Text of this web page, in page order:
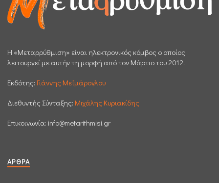
H «Μεταρρύθμιση» είναι ηλεκτρονικός κόμβος ο οποίος
λειτουργεί με αυτήν τη μορφή από τον Μάρτιο του 2012.
Εκδότης: Γιάννης Μεϊμάρογλου
Διεθυντής Σύνταξης: Μιχάλης Κυριακίδης
Επικοινωνία: info@metarithmisi.gr
ΆΡΘΡΑ